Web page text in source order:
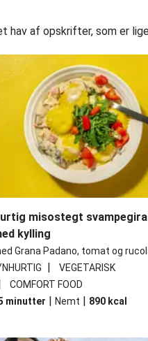
af opskrifter, som er
misostegt
kylling
Grana Padano, tomat og
| VEGETARISK
COMFORT FOOD
minutter | Nemt | 890 kcal